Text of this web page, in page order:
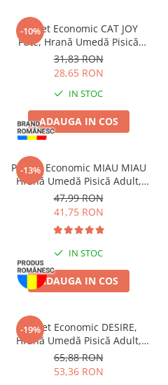
Hrană Uscată Pisică
Pisică Junior
Pisică Adult
Pisică Senior
Pisică Junior
Pisică Senior
Diete Veterinare Pisică
Cremoase
Pernuțe
Proteice
Umede
Îngrijire Pisici
Așternut Igienic Pisici
-10%
Pachet Economic CAT JOY
Pate, Hrană Umedă Pisică
Adult, Pasăre, 16x100g
31,83 RON
28,65 RON
IN STOC
ADAUGA IN COS
-13%
Pachet Economic MIAU MIAU
Hrană Umedă Pisică Adult,
Sterilizată, Pui în sos, 24x100g
47,99 RON
41,75 RON
IN STOC
ADAUGA IN COS
-19%
Pachet Economic DESIRE,
Hrană Umedă Pisică Adult,
Ton File și Creveți în Supă,
12x70g
65,88 RON
53,36 RON